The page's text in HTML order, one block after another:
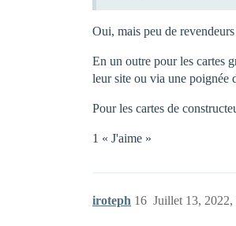
Oui, mais peu de
En un outre pour les cartes
leur site ou via une poignée
Pour les cartes de
1 « J'aime »
iroteph Juillet 13, 2022,
16